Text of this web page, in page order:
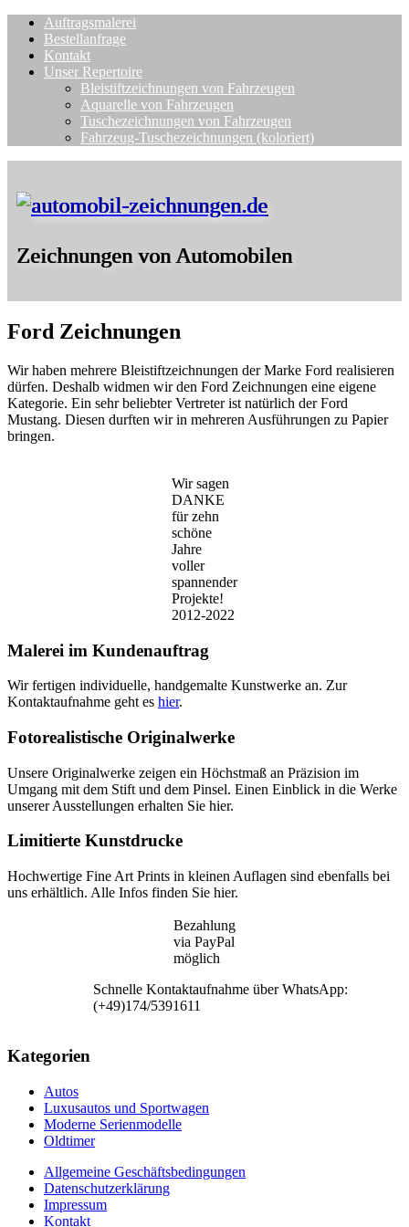
Auftragsmalerei
Bestellanfrage
Kontakt
Unser Repertoire
Bleistiftzeichnungen von Fahrzeugen
Aquarelle von Fahrzeugen
Tuschezeichnungen von Fahrzeugen
Fahrzeug-Tuschezeichnungen (koloriert)
Zeichnungen von Automobilen
Ford Zeichnungen
Wir haben mehrere Bleistiftzeichnungen der Marke Ford realisieren
dürfen. Deshalb widmen wir den Ford Zeichnungen eine eigene
Kategorie. Ein sehr beliebter Vertreter ist natürlich der Ford
Mustang. Diesen durften wir in mehreren Ausführungen zu Papier
bringen.
Wir sagen
DANKE
für zehn
schöne
Jahre
voller
spannender
Projekte!
2012-2022
Malerei im Kundenauftrag
Wir fertigen individuelle, handgemalte Kunstwerke an. Zur
Kontaktaufnahme geht es hier.
Fotorealistische Originalwerke
Unsere Originalwerke zeigen ein Höchstmaß an Präzision im
Umgang mit dem Stift und dem Pinsel. Einen Einblick in die Werke
unserer Ausstellungen erhalten Sie hier.
Limitierte Kunstdrucke
Hochwertige Fine Art Prints in kleinen Auflagen sind ebenfalls bei
uns erhältlich. Alle Infos finden Sie hier.
Bezahlung
via PayPal
möglich
Schnelle Kontaktaufnahme über WhatsApp:
(+49)174/5391611
Kategorien
Autos
Luxusautos und Sportwagen
Moderne Serienmodelle
Oldtimer
Allgemeine Geschäftsbedingungen
Datenschutzerklärung
Impressum
Kontakt